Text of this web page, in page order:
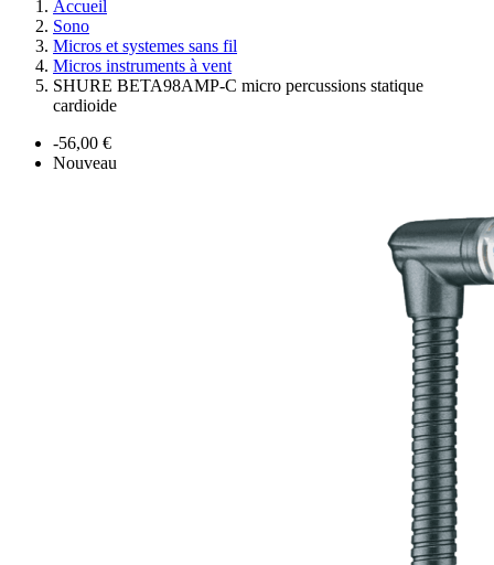
Accueil
Sono
Micros et systemes sans fil
Micros instruments à vent
SHURE BETA98AMP-C micro percussions statique
cardioide
-56,00 €
Nouveau